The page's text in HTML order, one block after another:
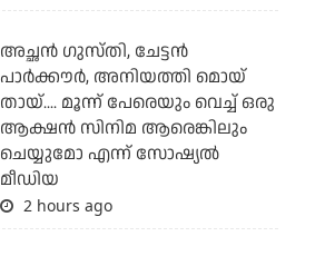
അച്ഛന്‍ ഗുസ്തി, ചേട്ടന്‍
പാര്‍ക്കൗര്‍, അനിയത്തി മൊയ്
തായ്.... മൂന്ന് പേരെയും വെച്ച് ഒരു
ആക്ഷന്‍ സിനിമ ആരെങ്കിലും
ചെയ്യുമോ എന്ന് സോഷ്യല്‍
മീഡിയ
2 hours ago